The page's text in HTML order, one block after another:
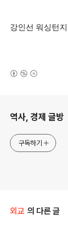
강인선 워싱턴
역사, 경제 글방
구독하기
외교 의 다른 글